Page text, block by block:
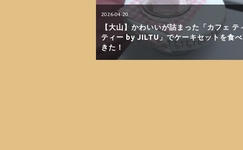
2026-04-20
【大山】かわいいが詰まった「カフェ テ
ティー by JILTU」でケーキセットを食べ
きた！